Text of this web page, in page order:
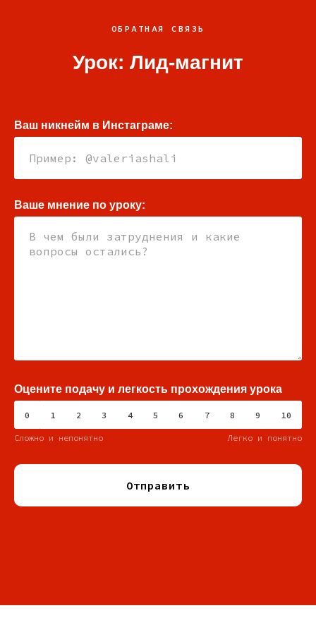
ОБРАТНАЯ СВЯЗЬ
Урок: Лид-магнит
Ваш никнейм в Инстаграме:
Ваше мнение по уроку:
Оцените подачу и легкость прохождения урока
0 1 2 3 4 5 6 7 8 9 10
Сложно и непонятно Легко и понятно
Отправить